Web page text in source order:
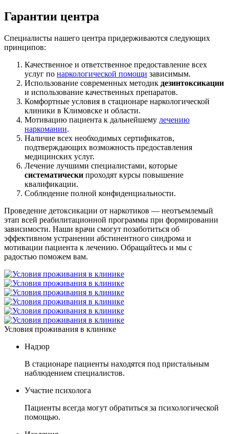
Гарантии центра
Специалисты нашего центра придерживаются следующих
принципов:
Качественное и ответственное предоставление всех
услуг по наркологической помощи зависимым.
Использование современных методик дезинтоксикации
и использование качественных препаратов.
Комфортные условия в стационаре наркологической
клиники в Климовске и области.
Мотивацию пациента к дальнейшему лечению
наркомании.
Наличие всех необходимых сертификатов,
подтверждающих возможность предоставления
медицинских услуг.
Лечение лучшими специалистами, которые
систематически проходят курсы повышение
квалификации.
Соблюдение полной конфиденциальности.
Проведение детоксикации от наркотиков — неотъемлемый
этап всей реабилитационной программы при формировании
зависимости. Наши врачи смогут позаботиться об
эффективном устранении абстинентного синдрома и
мотивации пациента к лечению. Обращайтесь и мы с
радостью поможем вам.
Условия проживания в клинике
Надзор
В стационаре пациенты находятся под пристальным
наблюдением специалистов.
Участие психолога
Пациенты всегда могут обратиться за психологической
помощью.